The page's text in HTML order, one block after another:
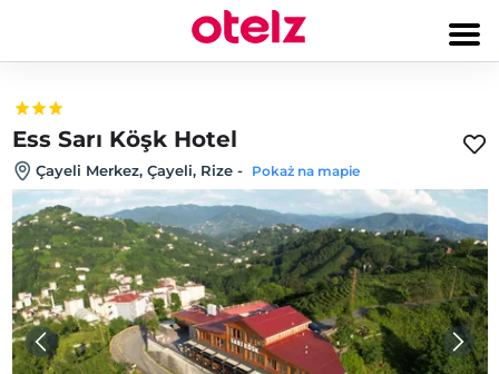
Ess Sarı Köşk Hotel
Çayeli Merkez, Çayeli, Rize - Pokaż na mapie